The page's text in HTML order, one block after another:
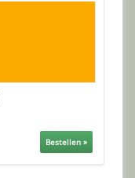
Bestellen »